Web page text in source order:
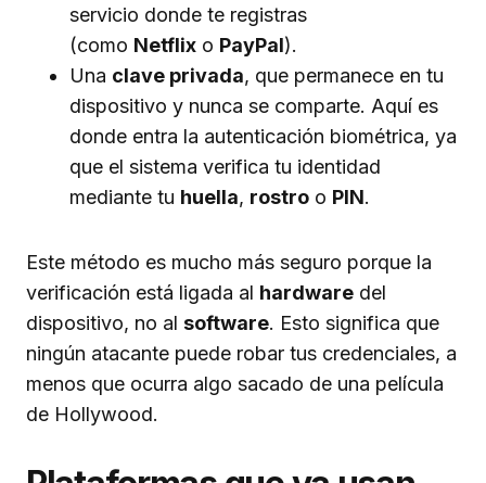
servicio donde te registras
(como Netflix o PayPal).
Una clave privada, que permanece en tu
dispositivo y nunca se comparte. Aquí es
donde entra la autenticación biométrica, ya
que el sistema verifica tu identidad
mediante tu huella, rostro o PIN.
Este método es mucho más seguro porque la
verificación está ligada al hardware del
dispositivo, no al software. Esto significa que
ningún atacante puede robar tus credenciales, a
menos que ocurra algo sacado de una película
de Hollywood.